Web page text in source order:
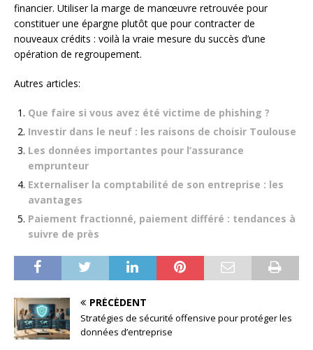
financier. Utiliser la marge de manœuvre retrouvée pour
constituer une épargne plutôt que pour contracter de
nouveaux crédits : voilà la vraie mesure du succès d’une
opération de regroupement.
Autres articles:
Que faire si vous avez été victime de phishing ?
Investir dans le neuf : les raisons de choisir Toulouse
Les données importantes pour l’assurance
emprunteur
Externaliser la comptabilité de son entreprise : les
avantages
Paiement fractionné, paiement différé : tendances à
suivre de près
PRÉCÉDENT
Stratégies de sécurité offensive pour protéger les
données d’entreprise